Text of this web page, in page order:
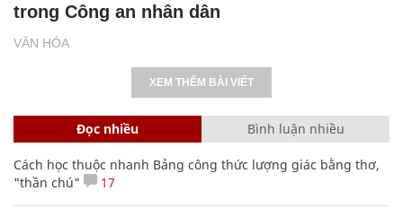
VĂN HÓA
trong Công an nhân dân
XEM THÊM BÀI VIẾT
Đọc nhiều Bình luận nhiều
Cách học thuộc nhanh Bảng công thức lượng giác bằng thơ,
"thần chú"
17